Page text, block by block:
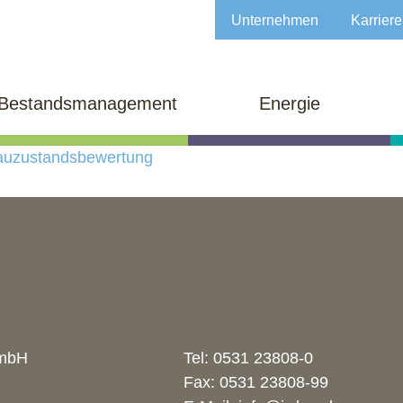
Energie
Unternehmen Karriere
Tel: 0531 23808-0
Fax: 0531 23808-99